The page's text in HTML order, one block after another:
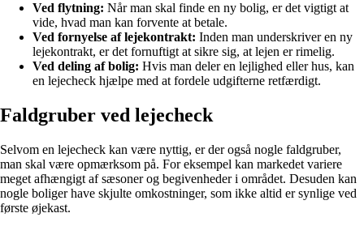
Ved flytning: Når man skal finde en ny bolig, er det vigtigt at
vide, hvad man kan forvente at betale.
Ved fornyelse af lejekontrakt: Inden man underskriver en ny
lejekontrakt, er det fornuftigt at sikre sig, at lejen er rimelig.
Ved deling af bolig: Hvis man deler en lejlighed eller hus, kan
en lejecheck hjælpe med at fordele udgifterne retfærdigt.
Faldgruber ved lejecheck
Selvom en lejecheck kan være nyttig, er der også nogle faldgruber,
man skal være opmærksom på. For eksempel kan markedet variere
meget afhængigt af sæsoner og begivenheder i området. Desuden kan
nogle boliger have skjulte omkostninger, som ikke altid er synlige ved
første øjekast.